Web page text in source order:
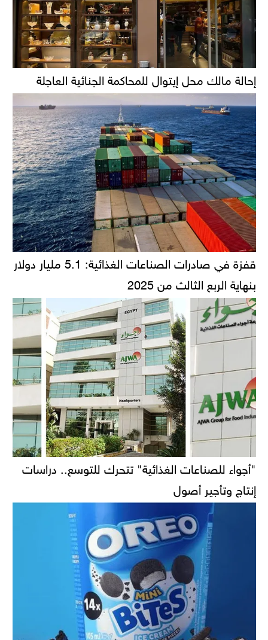
إحالة مالك محل إيتوال للمحاكمة الجنائية العاجلة
قفزة في صادرات الصناعات الغذائية: 5.1 مليار دولار
بنهاية الربع الثالث من 2025
"أجواء للصناعات الغذائية" تتحرك للتوسع.. دراسات
إنتاج وتأجير أصول